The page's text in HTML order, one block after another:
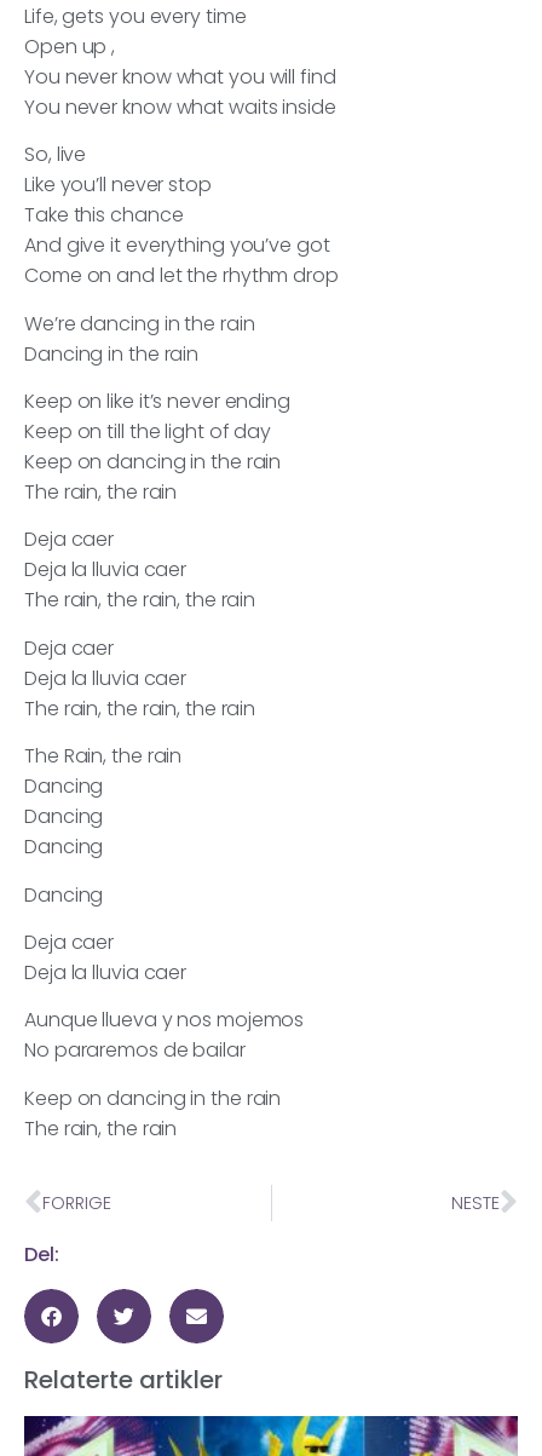
Life, gets you every time
Open up ,
You never know what you will find
You never know what waits inside
So, live
Like you’ll never stop
Take this chance
And give it everything you’ve got
Come on and let the rhythm drop
We’re dancing in the rain
Dancing in the rain
Keep on like it’s never ending
Keep on till the light of day
Keep on dancing in the rain
The rain, the rain
Deja caer
Deja la lluvia caer
The rain, the rain, the rain
Deja caer
Deja la lluvia caer
The rain, the rain, the rain
The Rain, the rain
Dancing
Dancing
Dancing
Dancing
Deja caer
Deja la lluvia caer
Aunque llueva y nos mojemos
No pararemos de bailar
Keep on dancing in the rain
The rain, the rain
FORRIGE NESTE
Del:
Relaterte artikler